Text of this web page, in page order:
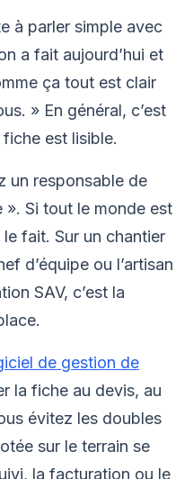
à parler simple avec
a fait aujourd’hui et
ça tout est clair
» En général, c’est
est lisible.
un responsable de
Si tout le monde est
fait. Sur un chantier
d’équipe ou l’artisan
SAV, c’est la
de gestion de
la fiche au devis, au
évitez les doubles
sur le terrain se
la facturation ou le